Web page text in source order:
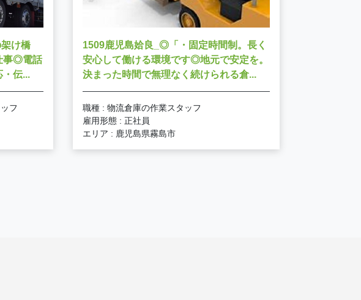
け橋
事◎電話
・伝...
フ
1509鹿児島姶良_◎「・固定時間制。長く
安心して働ける環境です◎地元で安定を。
決まった時間で無理なく続けられる倉...
職種 : 物流倉庫の作業スタッフ
雇用形態 : 正社員
エリア : 鹿児島県霧島市